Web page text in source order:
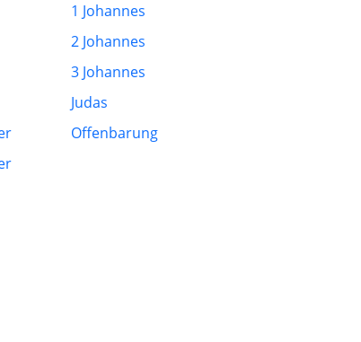
1 Johannes
2 Johannes
3 Johannes
Judas
Offenbarung